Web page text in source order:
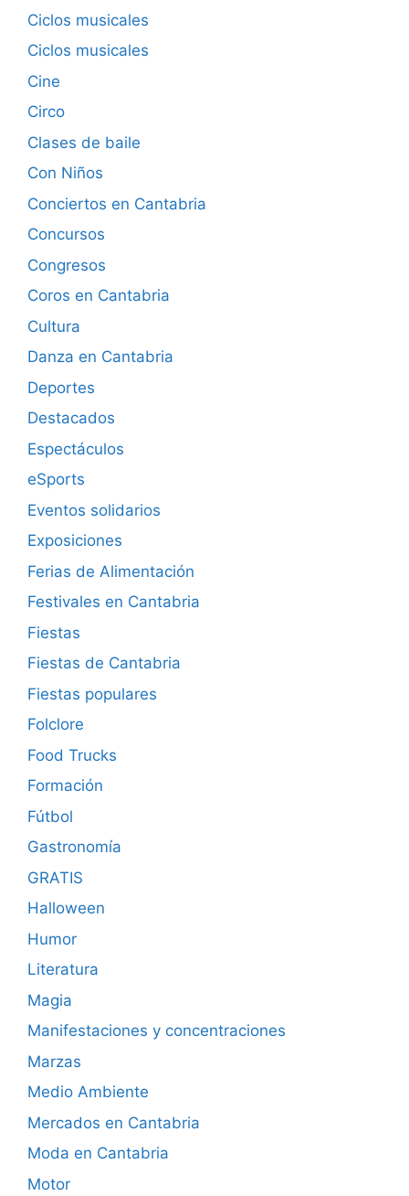
Ciclos musicales
Ciclos musicales
Cine
Circo
Clases de baile
Con Niños
Conciertos en Cantabria
Concursos
Congresos
Coros en Cantabria
Cultura
Danza en Cantabria
Deportes
Destacados
Espectáculos
eSports
Eventos solidarios
Exposiciones
Ferias de Alimentación
Festivales en Cantabria
Fiestas
Fiestas de Cantabria
Fiestas populares
Folclore
Food Trucks
Formación
Fútbol
Gastronomía
GRATIS
Halloween
Humor
Literatura
Magia
Manifestaciones y concentraciones
Marzas
Medio Ambiente
Mercados en Cantabria
Moda en Cantabria
Motor